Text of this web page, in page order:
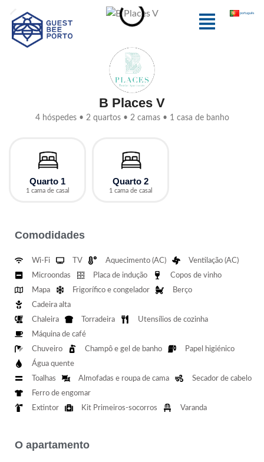
content
Menu português
B Places V
4 hóspedes • 2 quartos • 2 camas • 1 casa de banho
Quarto 1
1 cama de casal
Quarto 2
1 cama de casal
Comodidades
Wi-Fi TV Aquecimento (AC)
Ventilação (AC)
Microondas
Placa de indução
Copos de vinho
Mapa
Frigorífico e congelador
Berço
Cadeira alta
Chaleira
Torradeira
Utensílios de cozinha
Máquina de café
Chuveiro
Champô e gel de banho
Papel higiénico
Água quente
Toalhas
Almofadas e roupa de cama
Secador de cabelo
Ferro de engomar
Extintor
Kit Primeiros-socorros Varanda
O apartamento